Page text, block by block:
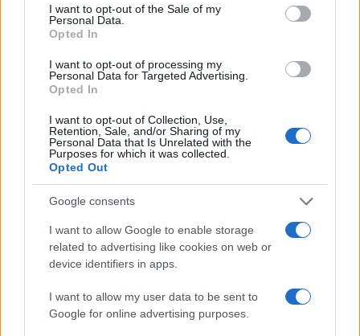
consent section.
I want to opt-out of the Sale of my
Personal Data.
Opted In
I want to opt-out of processing my
Personal Data for Targeted Advertising.
Opted In
I want to opt-out of Collection, Use,
Retention, Sale, and/or Sharing of my
Personal Data that Is Unrelated with the
Purposes for which it was collected.
Opted Out
Google consents
I want to allow Google to enable storage
related to advertising like cookies on web or
device identifiers in apps.
I want to allow my user data to be sent to
Google for online advertising purposes.
Πιο σχολιασμένα
Marfin: Η 46χρονη πήρε προθεσμία για
να απολογηθεί την Τρίτη – «Είναι αθώα,
συμμετείχε στη διαδήλωση όπως και
100.000 άτομα»
Βγήκαν ξανά τα μαχαίρια στην Ελπίδα
για τη Δημοκρατία: «Καρυστιανού,
Γρατσία και Γαλανός μετέτρεψαν το
κίνημα σε φοβικό αρχηγικό κόμμα»
Μεταφορές χρημάτων: Πότε μπορεί να
θεωρηθούν δωρεές και να επιβληθεί
φόρος – Τι ισχυεί για τις γονικές παροχές
Απίστευτο κι όμως αληθινό -
Aναστέλλονται τα τακτικά ραντεβού του
αγγειοχειρουργού του νοσοκομείου
Χανίων επειδή κλάπηκε το μηχανάκι του
γιατρού